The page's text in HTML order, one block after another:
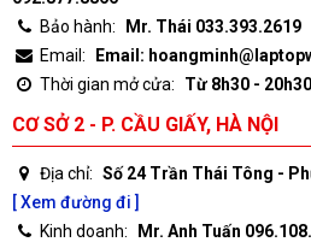
Bảo hành:
Mr. Thái 033.393.2619
Email:
Email:
Thời gian mở cửa:
Từ 8h30 -
CƠ SỞ 2 - P. CẦU GIẤY, HÀ NỘI
Địa chỉ: Số 24 Trần Thái Tông -
[ Xem đường đi ]
Kinh doanh:
Mr. Anh Tuấn